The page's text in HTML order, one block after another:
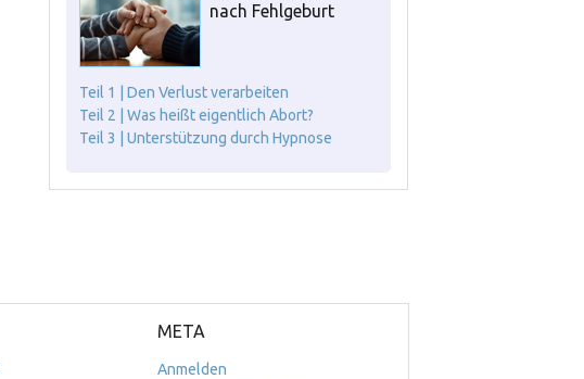
nach Fehlgeburt
Teil 1 | Den Verlust verarbeiten
Teil 2 | Was heißt eigentlich Abort?
Teil 3 | Unterstützung durch Hypnose
META
Anmelden